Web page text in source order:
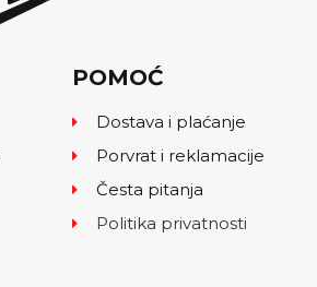
POMOĆ
Dostava i plaćanje
Porvrat i reklamacije
Česta pitanja
Politika privatnosti